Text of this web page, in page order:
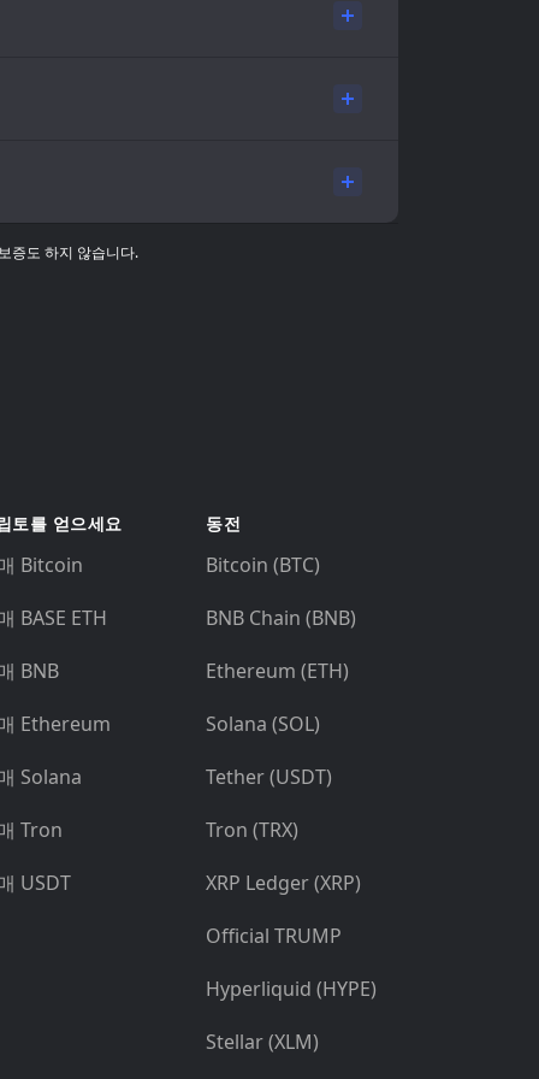
증도 하지 않습니다.
토를 얻으세요
Bitcoin
BASE ETH
BNB
Ethereum
Solana
Tron
USDT
동전
Bitcoin (BTC)
BNB Chain (BNB)
Ethereum (ETH)
Solana (SOL)
Tether (USDT)
Tron (TRX)
XRP Ledger (XRP)
Official TRUMP
Hyperliquid (HYPE)
Stellar (XLM)